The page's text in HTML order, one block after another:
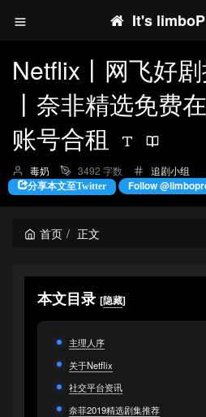
It's
Netflix丨网飞好
丨奈非精选免费
账号合租
博
主：
毒奶 3492 字数
分
类：
追剧小组
分享本文至Twitter Follow
首页 正文
本文目录 [隐藏]
主理人序
关于Netflix
社交平台资讯
奈菲2019精选剧集推荐